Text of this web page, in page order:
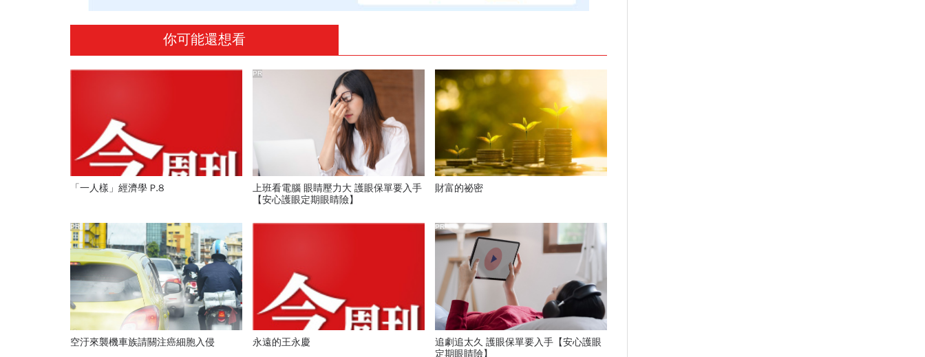
你可能還想看
「一人樣」經濟學 P.8
上班看電腦 眼睛壓力大 護眼保單要入手
【安心護眼定期眼睛險】
PR
財富的祕密
空汙來襲機車族請關注癌細胞入侵
PR
永遠的王永慶
追劇追太久 護眼保單要入手【安心護眼
定期眼睛險】
PR